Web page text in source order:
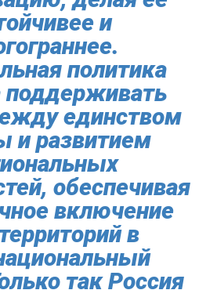
и
политика
единством
и развитием
обеспечивая
включение
в
так Россия